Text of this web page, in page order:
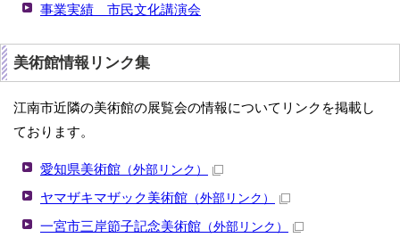
事業実績 市民文化講演会
美術館情報リンク集
江南市近隣の美術館の展覧会の情報についてリンクを掲載し
ております。
愛知県美術館 （外部リンク）
ヤマザキマザック美術館 （外部リンク）
一宮市三岸節子記念美術館 （外部リンク）